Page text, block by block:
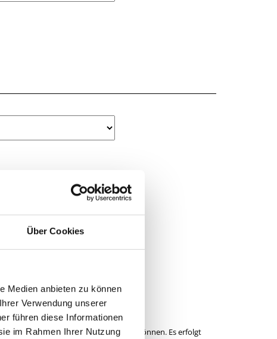
Über Cookies
Medien anbieten zu können
Verwendung unserer
führen diese Informationen
im Rahmen Ihrer Nutzung